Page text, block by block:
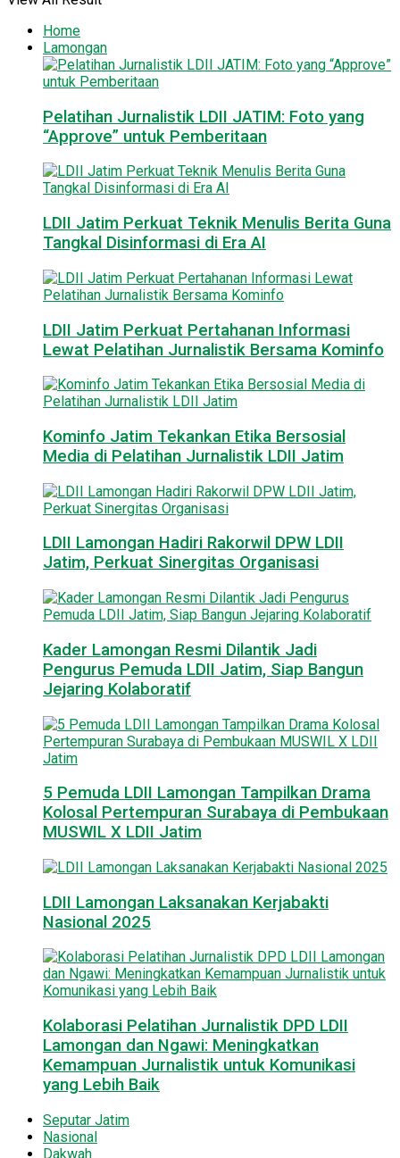
Home
Lamongan
Pelatihan Jurnalistik LDII JATIM: Foto yang
“Approve” untuk Pemberitaan
LDII Jatim Perkuat Teknik Menulis Berita Guna
Tangkal Disinformasi di Era AI
LDII Jatim Perkuat Pertahanan Informasi
Lewat Pelatihan Jurnalistik Bersama Kominfo
Kominfo Jatim Tekankan Etika Bersosial
Media di Pelatihan Jurnalistik LDII Jatim
LDII Lamongan Hadiri Rakorwil DPW LDII
Jatim, Perkuat Sinergitas Organisasi
Kader Lamongan Resmi Dilantik Jadi
Pengurus Pemuda LDII Jatim, Siap Bangun
Jejaring Kolaboratif
5 Pemuda LDII Lamongan Tampilkan Drama
Kolosal Pertempuran Surabaya di Pembukaan
MUSWIL X LDII Jatim
LDII Lamongan Laksanakan Kerjabakti
Nasional 2025
Kolaborasi Pelatihan Jurnalistik DPD LDII
Lamongan dan Ngawi: Meningkatkan
Kemampuan Jurnalistik untuk Komunikasi
yang Lebih Baik
Seputar Jatim
Nasional
Dakwah